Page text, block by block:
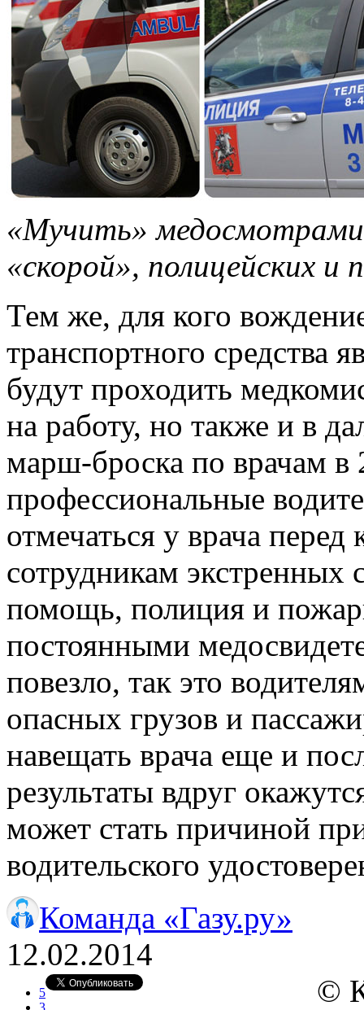
«Мучить» медосмотрами
«скорой», полицейских
Тем же, для кого
транспортного средства
будут проходить
на работу, но также и в
марш-броска по врачам в
профессиональные
отмечаться у врача
сотрудникам экстренных
помощь, полиция и
постоянными
повезло, так это
опасных грузов и
навещать врача еще и
результаты вдруг
может стать причиной
водительского
Команда «Газу.ру»
12.02.2014
5
©